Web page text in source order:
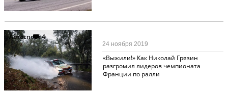
Автоспорт4
«Выжили!» Как Николай Грязин
разгромил лидеров чемпионата
Франции по ралли
24 ноября 2019